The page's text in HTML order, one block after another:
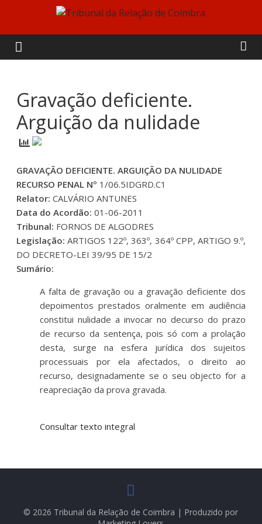
content
Tribunal
da
Relação
de
Coimbra
Gravação deficiente.
Arguição da nulidade
GRAVAÇÃO DEFICIENTE. ARGUIÇÃO DA NULIDADE
RECURSO PENAL Nº 1/06.5IDGRD.C1
Relator: CALVÁRIO ANTUNES
Data do Acordão: 01-06-2011
Tribunal: FORNOS DE ALGODRES
Legislação:ARTIGOS 122º, 363º, 364º CPP, ARTIGO 9.º,
DO DECRETO-LEI 39/95 DE 15/2
Sumário:
A falta de gravação ou a gravação deficiente dos
depoimentos prestados oralmente em audiência
constitui nulidade a invocar no decurso do prazo
de recurso da sentença, pois só com a prolação
desta, surge na esfera jurídica dos sujeitos
processuais por ela afectados, o direito ao
recurso, designadamente se o seu objecto for a
reapreciação da prova gravada.
Consultar texto integral
© 2026 Tribunal da Relação de Coimbra | Produzido por